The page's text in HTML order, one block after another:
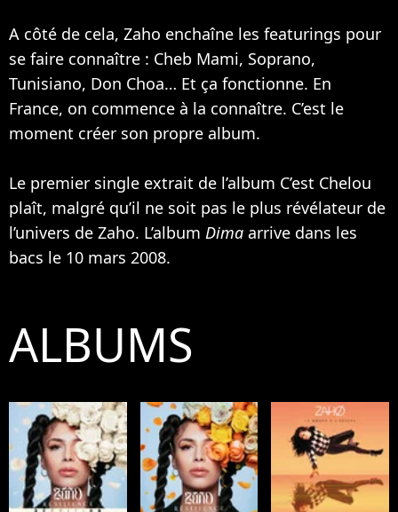
A côté de cela, Zaho enchaîne les featurings pour
se faire connaître : Cheb Mami, Soprano,
Tunisiano, Don Choa… Et ça fonctionne. En
France, on commence à la connaître. C’est le
moment créer son propre album.
Le premier single extrait de l’album C’est Chelou
plaît, malgré qu’il ne soit pas le plus révélateur de
l’univers de Zaho. L’album Dima arrive dans les
bacs le 10 mars 2008.
ALBUMS